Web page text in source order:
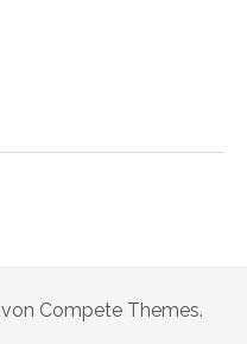
von Compete Themes.